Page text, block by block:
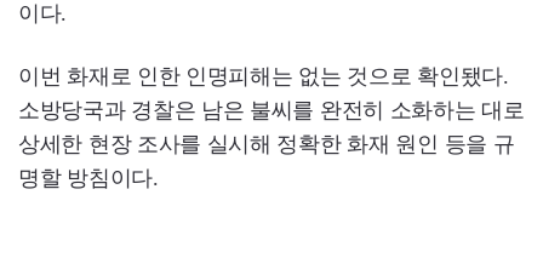
이다.
이번 화재로 인한 인명피해는 없는 것으로 확인됐다.
소방당국과 경찰은 남은 불씨를 완전히 소화하는 대로
상세한 현장 조사를 실시해 정확한 화재 원인 등을 규
명할 방침이다.